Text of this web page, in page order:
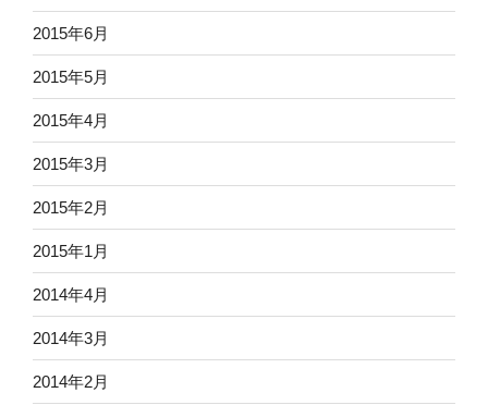
2015年6月
2015年5月
2015年4月
2015年3月
2015年2月
2015年1月
2014年4月
2014年3月
2014年2月